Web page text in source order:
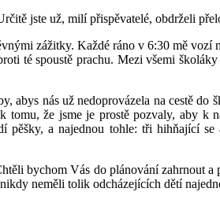
jste už, milí přispěvatelé, obdrželi
zážitky. Každé ráno v 6:30 mě vozí
té spoustě prachu. Mezi všemi
nás už nedoprovázela na cestě do
že jsme je prostě pozvaly, aby k
a najednou tohle: tři hihňající
bychom Vás do plánování zahrnout
neměli tolik odcházejících dětí